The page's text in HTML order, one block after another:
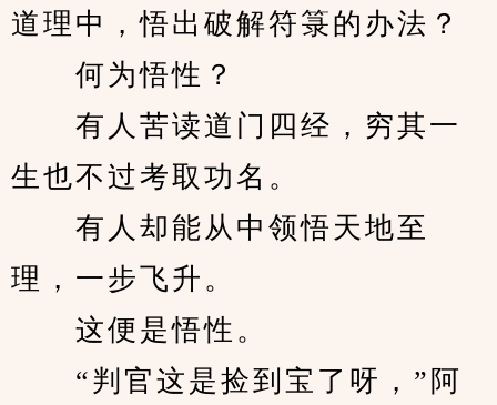
道理中，悟出破解符箓的办法？
何为悟性？
有人苦读道门四经，穷其一
生也不过考取功名。
有人却能从中领悟天地至
理，一步飞升。
这便是悟性。
“判官这是捡到宝了呀，”阿